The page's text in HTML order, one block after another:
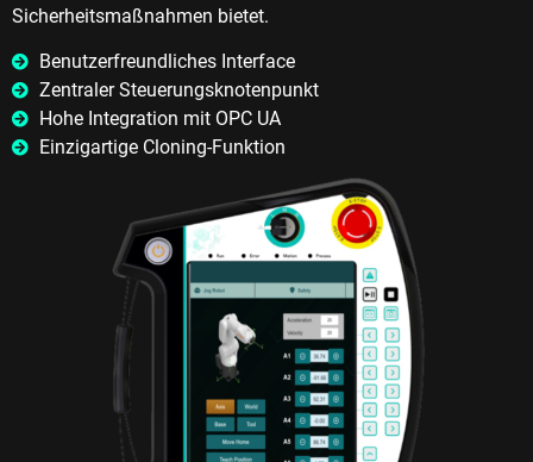
Sicherheitsmaßnahmen bietet.
Benutzerfreundliches Interface
Zentraler Steuerungsknotenpunkt
Hohe Integration mit OPC UA
Einzigartige Cloning-Funktion